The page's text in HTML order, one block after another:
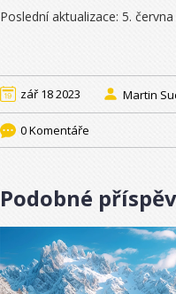
Poslední aktualizace: 5.
zář 18 2023 Martin
0 Komentáře
Podobné